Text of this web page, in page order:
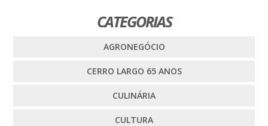
CATEGORIAS
AGRONEGÓCIO
CERRO LARGO 65 ANOS
CULINÁRIA
CULTURA